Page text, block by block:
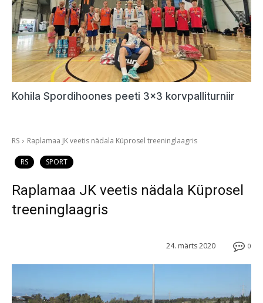
Kohila Spordihoones peeti 3×3 korvpalliturniir